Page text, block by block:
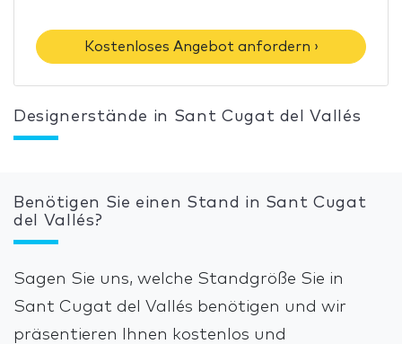
Kostenloses Angebot anfordern ›
Designerstände in Sant Cugat del Vallés
Benötigen Sie einen Stand in Sant Cugat
del Vallés?
Sagen Sie uns, welche Standgröße Sie in
Sant Cugat del Vallés benötigen und wir
präsentieren Ihnen kostenlos und